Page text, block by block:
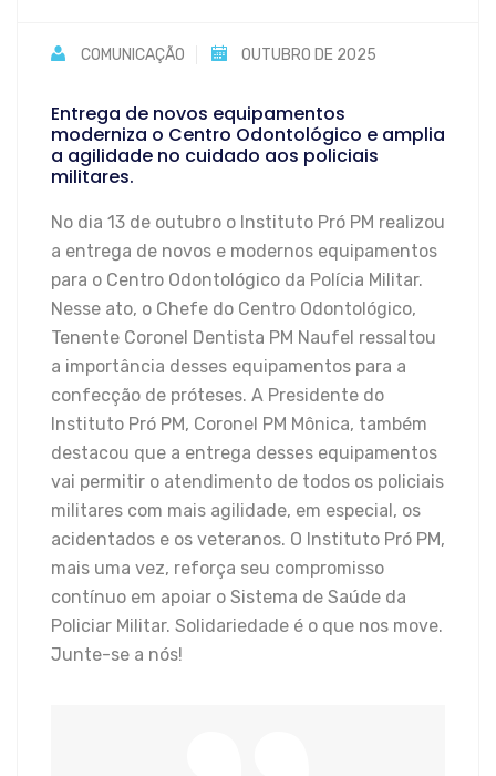
COMUNICAÇÃO OUTUBRO DE 2025
Entrega de novos equipamentos
moderniza o Centro Odontológico e amplia
a agilidade no cuidado aos policiais
militares.
No dia 13 de outubro o Instituto Pró PM realizou
a entrega de novos e modernos equipamentos
para o Centro Odontológico da Polícia Militar.
Nesse ato, o Chefe do Centro Odontológico,
Tenente Coronel Dentista PM Naufel ressaltou
a importância desses equipamentos para a
confecção de próteses. A Presidente do
Instituto Pró PM, Coronel PM Mônica, também
destacou que a entrega desses equipamentos
vai permitir o atendimento de todos os policiais
militares com mais agilidade, em especial, os
acidentados e os veteranos. O Instituto Pró PM,
mais uma vez, reforça seu compromisso
contínuo em apoiar o Sistema de Saúde da
Policiar Militar. Solidariedade é o que nos move.
Junte-se a nós!